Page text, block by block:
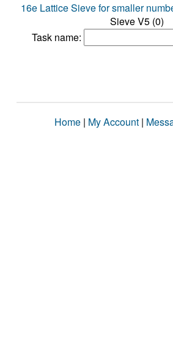
16e Lattice Sieve for smaller
Sieve V5 (0)
Task name:
Home | My Account |